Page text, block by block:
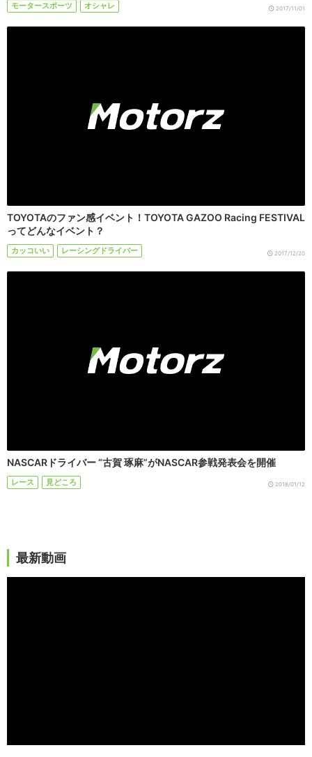
モータースポーツ オシャレ 2017/11/01
TOYOTAのファン感イベント！TOYOTA GAZOO Racing FESTIVAL
ってどんなイベント？
カッコいい レーシングドライバー 2017/12/20
NASCARドライバー “古賀 琢麻”がNASCAR参戦発表会を開催
レース 見どころ 2018/01/12
最新動画